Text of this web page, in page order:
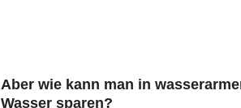
Aber wie kann man in
Wasser sparen?